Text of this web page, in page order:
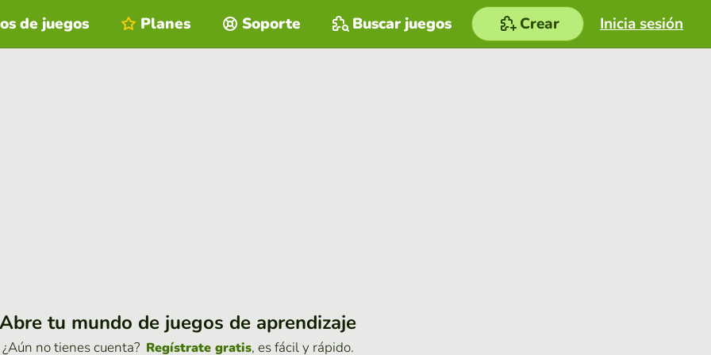
Inicia sesión
de juegos Planes Soporte Buscar juegos Crear
Abre tu mundo de juegos de aprendizaje
¿Aún no tienes cuenta? Regístrate gratis, es fácil y rápido.